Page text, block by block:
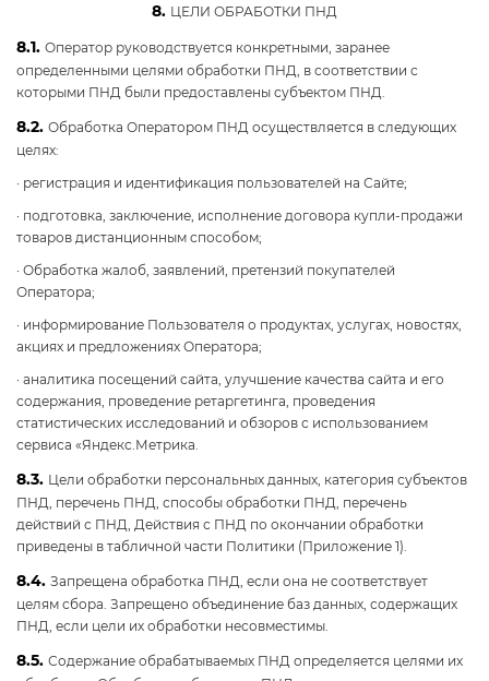
8. ЦЕЛИ ОБРАБОТКИ ПНД
8.1. Оператор руководствуется конкретными, заранее
определенными целями обработки ПНД, в соответствии с
которыми ПНД были предоставлены субъектом ПНД.
8.2. Обработка Оператором ПНД осуществляется в следующих
целях:
· регистрация и идентификация пользователей на Сайте;
· подготовка, заключение, исполнение договора купли-продажи
товаров дистанционным способом;
· Обработка жалоб, заявлений, претензий покупателей
Оператора;
· информирование Пользователя о продуктах, услугах, новостях,
акциях и предложениях Оператора;
· аналитика посещений сайта, улучшение качества сайта и его
содержания, проведение ретаргетинга, проведения
статистических исследований и обзоров с использованием
сервиса «Яндекс.Метрика.
8.3. Цели обработки персональных данных, категория субъектов
ПНД, перечень ПНД, способы обработки ПНД, перечень
действий с ПНД, Действия с ПНД по окончании обработки
приведены в табличной части Политики (Приложение 1).
8.4. Запрещена обработка ПНД, если она не соответствует
целям сбора. Запрещено объединение баз данных, содержащих
ПНД, если цели их обработки несовместимы.
8.5. Содержание обрабатываемых ПНД определяется целями их